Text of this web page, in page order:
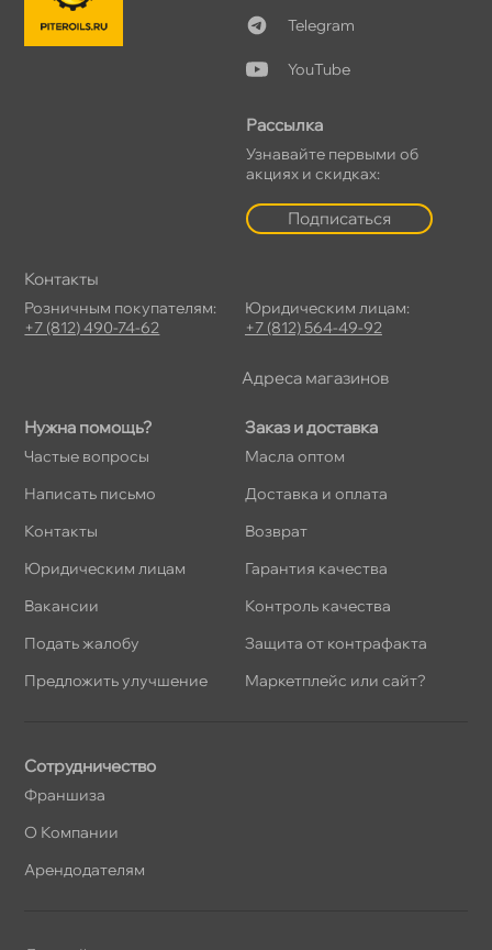
Нужна помощь?
Частые вопросы
Написать письмо
Контакты
Юридическим лицам
акансии
Подать жалобу
Предложить улучшение
Заказ и доставка
Масла оптом
Доставка и оплата
озврат
Гарантия качества
Контроль качества
Защита от контрафакта
Маркетплейс или сайт?
Telegram
YouTube
Рассылка
Узнавайте первыми о
акциях и скидках:
Подписаться
Сотрудничество
Франшиза
О Компании
Арендодателям
Контакты
Розничным покупателям:
+7 (812) 490-74-62
Юридическим лицам:
+7 (812) 564-49-92
Адреса магазино